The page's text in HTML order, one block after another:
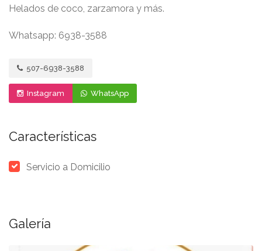
Helados de coco, zarzamora y más.
Whatsapp: 6938-3588
507-6938-3588
Instagram WhatsApp
Características
Servicio a Domicilio
Galería